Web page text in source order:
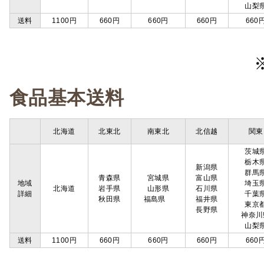
山梨
送料
1100円 660円 660円 660円 660
食品基本送料
北海道 北東北 南東北 北信越 関東
地域
詳細
北海道
青森県
岩手県
秋田県
宮城県
山形県
福島県
新潟県
富山県
石川県
福井県
長野県
茨城
栃木
群馬
埼玉
千葉
東京
神奈
山梨
送料
1100円 660円 660円 660円 660